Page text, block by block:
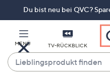
Du bist neu bei QVC?
MENÜ TV-RÜCKBLICK
Lieblingsprodukt
finden